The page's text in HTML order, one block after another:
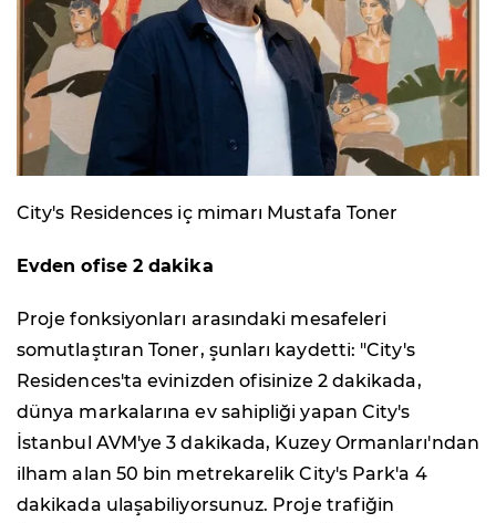
City's Residences iç mimarı Mustafa Toner
Evden ofise 2 dakika
Proje fonksiyonları arasındaki mesafeleri
somutlaştıran Toner, şunları kaydetti: "City's
Residences'ta evinizden ofisinize 2 dakikada,
dünya markalarına ev sahipliği yapan City's
İstanbul AVM'ye 3 dakikada, Kuzey Ormanları'ndan
ilham alan 50 bin metrekarelik City's Park'a 4
dakikada ulaşabiliyorsunuz. Proje trafiğin